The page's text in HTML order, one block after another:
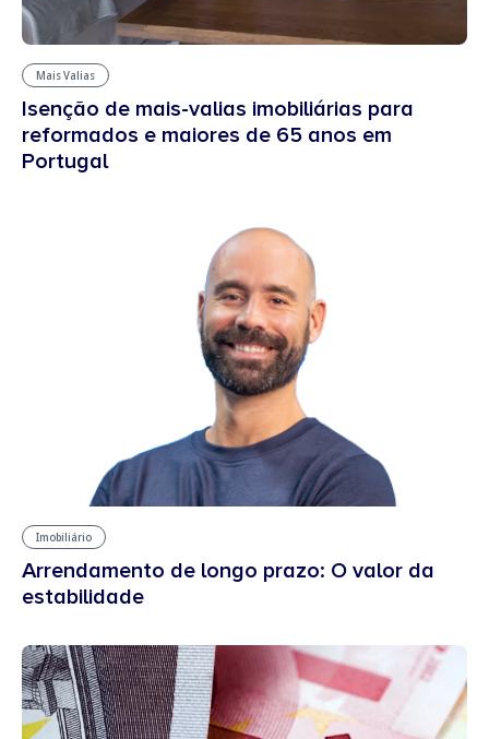
Mais Valias
Isenção de mais-valias imobiliárias para
reformados e maiores de 65 anos em
Portugal
Imobiliário
Arrendamento de longo prazo: O valor da
estabilidade